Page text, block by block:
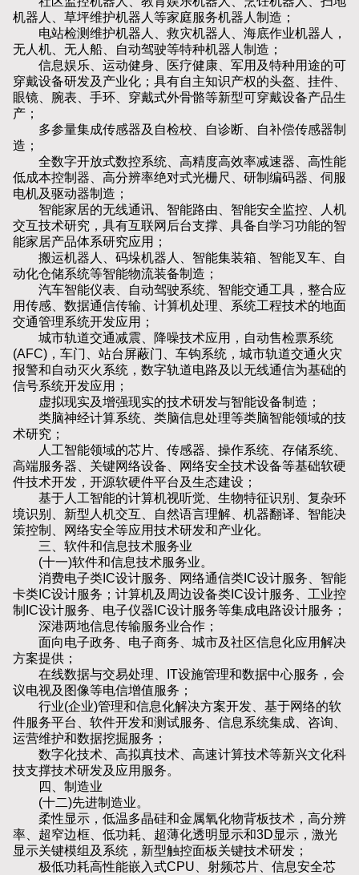
机器人、草坪维护机器人等家庭服务机器人制造；
电站检测维护机器人、救灾机器人、海底作业机器人，
无人机、无人船、自动驾驶等特种机器人制造；
信息娱乐、运动健身、医疗健康、军用及特种用途的可
穿戴设备研发及产业化；具有自主知识产权的头盔、挂件、
眼镜、腕表、手环、穿戴式外骨骼等新型可穿戴设备产品生
产；
多参量集成传感器及自检校、自诊断、自补偿传感器制
造；
全数字开放式数控系统、高精度高效率减速器、高性能
低成本控制器、高分辨率绝对式光栅尺、研制编码器、伺服
电机及驱动器制造；
智能家居的无线通讯、智能路由、智能安全监控、人机
交互技术研究，具有互联网后台支撑、具备自学习功能的智
能家居产品体系研究应用；
搬运机器人、码垛机器人、智能集装箱、智能叉车、自
动化仓储系统等智能物流装备制造；
汽车智能仪表、自动驾驶系统、智能交通工具，整合应
用传感、数据通信传输、计算机处理、系统工程技术的地面
交通管理系统开发应用；
城市轨道交通减震、降噪技术应用，自动售检票系统
(AFC)，车门、站台屏蔽门、车钩系统，城市轨道交通火灾
报警和自动灭火系统，数字轨道电路及以无线通信为基础的
信号系统开发应用；
虚拟现实及增强现实的技术研发与智能设备制造；
类脑神经计算系统、类脑信息处理等类脑智能领域的技
术研究；
人工智能领域的芯片、传感器、操作系统、存储系统、
高端服务器、关键网络设备、网络安全技术设备等基础软硬
件技术开发，开源软硬件平台及生态建设；
基于人工智能的计算机视听觉、生物特征识别、复杂环
境识别、新型人机交互、自然语言理解、机器翻译、智能决
策控制、网络安全等应用技术研发和产业化。
三、软件和信息技术服务业
(十一)软件和信息技术服务业。
消费电子类IC设计服务、网络通信类IC设计服务、智能
卡类IC设计服务；计算机及周边设备类IC设计服务、工业控
制IC设计服务、电子仪器IC设计服务等集成电路设计服务；
深港两地信息传输服务业合作；
面向电子政务、电子商务、城市及社区信息化应用解决
方案提供；
在线数据与交易处理、IT设施管理和数据中心服务，会
议电视及图像等电信增值服务；
行业(企业)管理和信息化解决方案开发、基于网络的软
件服务平台、软件开发和测试服务、信息系统集成、咨询、
运营维护和数据挖掘服务；
数字化技术、高拟真技术、高速计算技术等新兴文化科
技支撑技术研发及应用服务。
四、制造业
(十二)先进制造业。
柔性显示，低温多晶硅和金属氧化物背板技术，高分辨
率、超窄边框、低功耗、超薄化透明显示和3D显示，激光
显示关键模组及系统，新型触控面板关键技术研发；
极低功耗高性能嵌入式CPU、射频芯片、信息安全芯